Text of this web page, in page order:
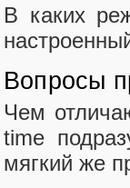
В каких
Вопросы
Чем
time
мягкий же